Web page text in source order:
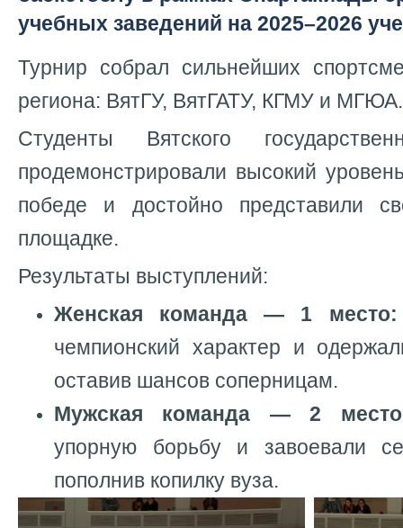
учебных заведений на 2025–2026
Турнир собрал сильнейших
региона: ВятГУ, ВятГАТУ, КГМУ и МГЮА.
Студенты Вятского
продемонстрировали высокий
победе и достойно представили
площадке.
Результаты выступлений:
Женская команда — 1 место:
чемпионский характер и
оставив шансов соперницам.
Мужская команда — 2
упорную борьбу и завоевали
пополнив копилку вуза.